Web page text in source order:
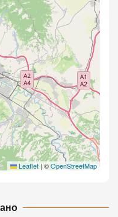
Leaflet | ©OpenStreetMap